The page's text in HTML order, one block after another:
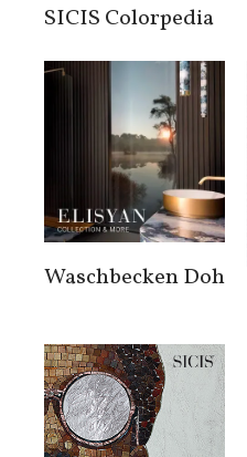
SICIS Colorpedia
Waschbecken Doh